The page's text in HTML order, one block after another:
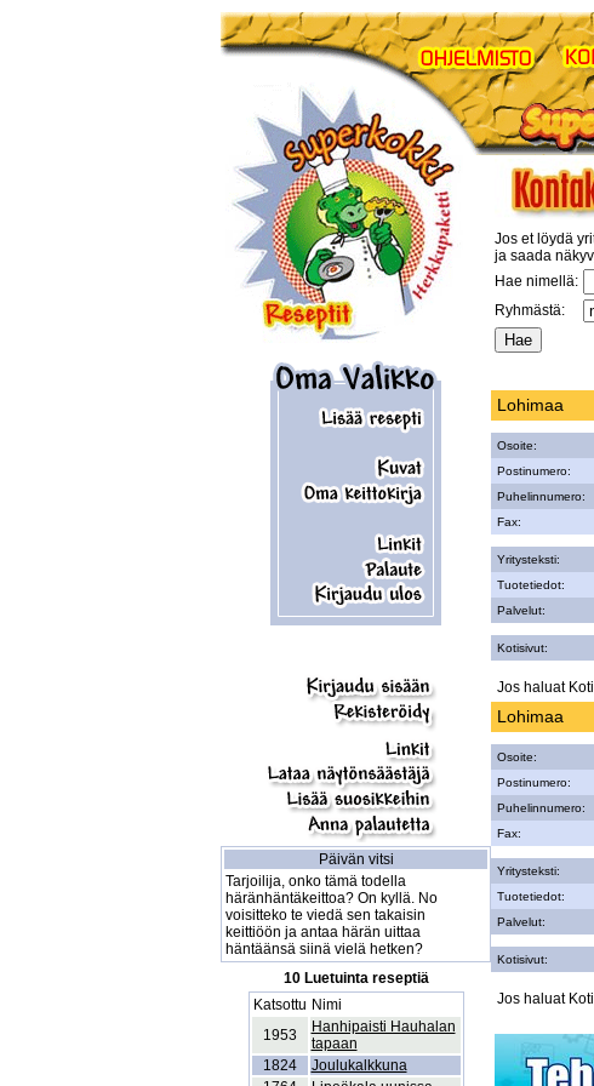
Päivän vitsi
Tarjoilija, onko tämä todella
häränhäntäkeittoa? On kyllä. No
voisitteko te viedä sen takaisin
keittiöön ja antaa härän uittaa
häntäänsä siinä vielä hetken?
10 Luetuinta reseptiä
Katsottu Nimi
1953
Hanhipaisti Hauhalan
tapaan
1824
Joulukalkkuna
Jos et löydä
ja saada
Hae nimellä:
Ryhmästä:
Lohimaa
Osoite:
Postinumero:
Puhelinnumero:
Fax:
Yritysteksti:
Tuotetiedot:
Palvelut:
Kotisivut:
Jos haluat
Lohimaa
Osoite:
Postinumero:
Puhelinnumero:
Fax:
Yritysteksti:
Tuotetiedot:
Palvelut:
Kotisivut:
Jos haluat